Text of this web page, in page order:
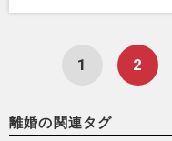
1 2
離婚の関連タグ